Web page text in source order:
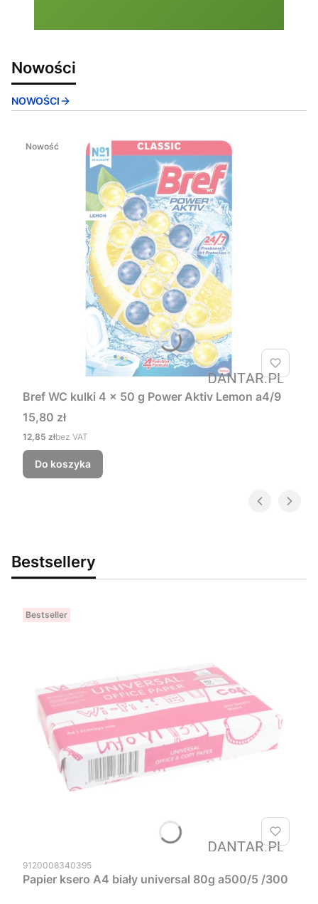
Nowości
NOWOŚCI
Nowość
Bref WC kulki 4 x 50 g Power Aktiv Lemon a4/9
Cena
15,80 zł
Cena
12,85 złbez VAT
Do koszyka
Bestsellery
Bestseller
Kod produktu
9120008340395
Papier ksero A4 biały universal 80g a500/5 /300